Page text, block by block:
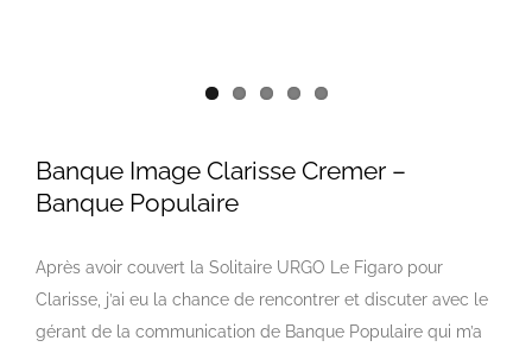
Banque Image Clarisse Cremer –
Banque Populaire
Après avoir couvert la Solitaire URGO Le Figaro pour
Clarisse, j’ai eu la chance de rencontrer et discuter avec le
gérant de la communication de Banque Populaire qui m’a